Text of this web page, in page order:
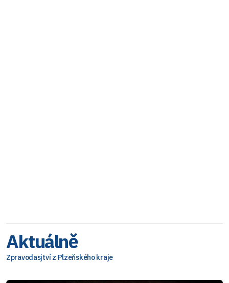
Aktuálně
Zpravodasjtví z Plzeňského kraje